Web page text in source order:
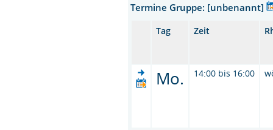
Termine Gruppe: [unbenannt]
Tag Zeit
Mo. 14:00 bis 16:00